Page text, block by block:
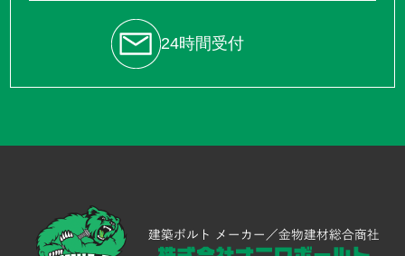
24時間受付